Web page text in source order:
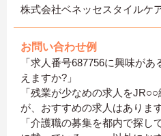
株式会社ベネッセスタイルケ
お問い合わせ例
「求人番号687756に興味が
えますか?」
「残業が少なめの求人を
が、おすすめの求人はあります
「介護職の募集を都内で探し